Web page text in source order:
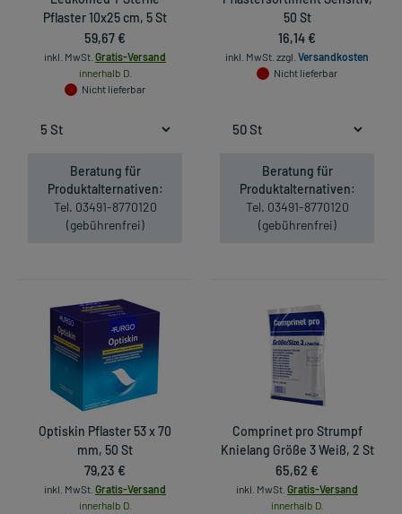
Pflaster 10x25 cm, 5 St
59,67 €
inkl. MwSt. Gratis-Versand
innerhalb D.
Nicht lieferbar
Beratung für
Produktalternativen:
Tel. 03491-8770120
(gebührenfrei)
50 St
16,14 €
inkl. MwSt. zzgl. Versandkosten
Nicht lieferbar
Beratung für
Produktalternativen:
Tel. 03491-8770120
(gebührenfrei)
Optiskin Pflaster 53 x 70
mm, 50 St
79,23 €
inkl. MwSt. Gratis-Versand
innerhalb D.
Comprinet pro Strumpf
Knielang Größe 3 Weiß, 2 St
65,62 €
inkl. MwSt. Gratis-Versand
innerhalb D.